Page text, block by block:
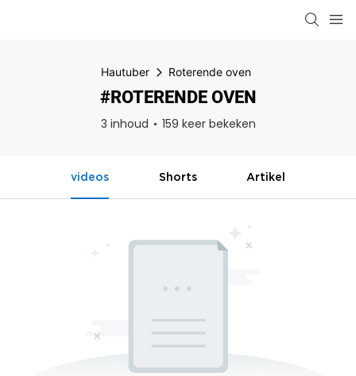
Hautuber Roterende oven
#ROTERENDE OVEN
3 inhoud 159 keer bekeken
videos Shorts Artikel